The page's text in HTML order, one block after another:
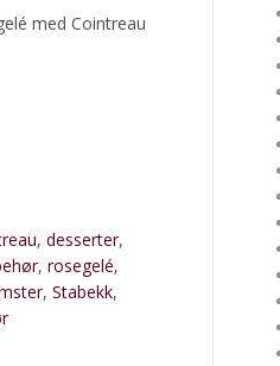
med Cointreau
, desserter,
, rosegelé,
, Stabekk,